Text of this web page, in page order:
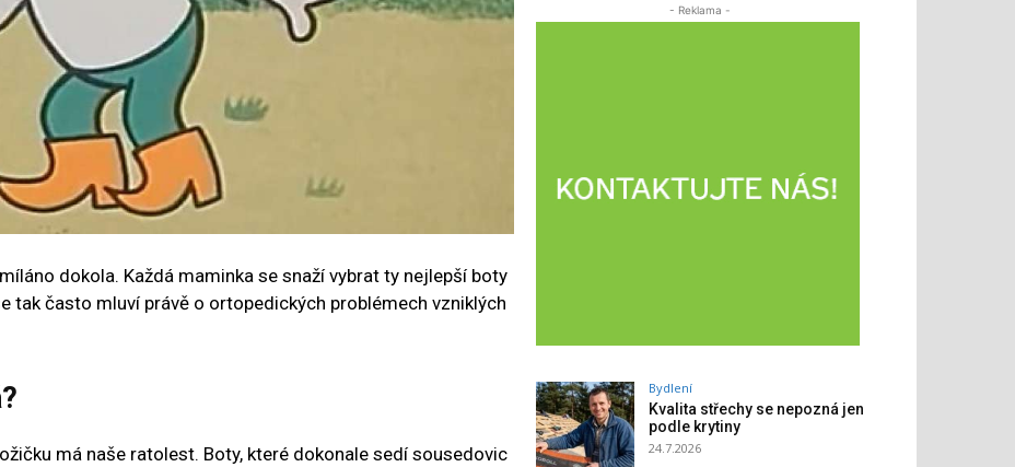
dokola. Každá maminka se snaží vybrat ty nejlepší boty
tak často mluví právě o ortopedických problémech vzniklých
má naše ratolest. Boty, které dokonale sedí sousedovic
- Reklama -
Bydlení
Kvalita střechy se nepozná jen
podle krytiny
24.7.2026